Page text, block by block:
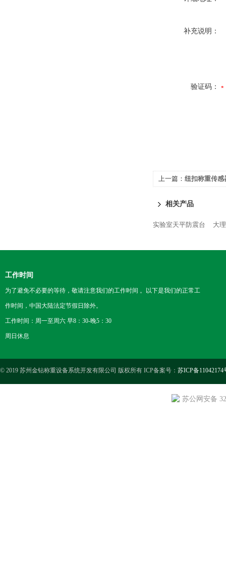
补充说明：
验证码：
上一篇： 纽扣称重传感
相关产品
实验室天平防震台 大
工作时间
为了避免不必要的等待，敬请注意我们的工作时间 。以下是我们的正常工
作时间，中国大陆法定节假日除外。
工作时间：周一至周六 早8：30-晚5：30
周日休息
© 2019 苏州金钻称重设备系统开发有限公司 版权所有 ICP备案号： 苏ICP备11042174
苏公网安备